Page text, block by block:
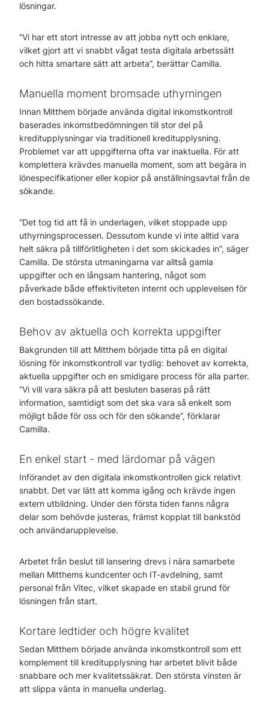
lösningar.
”Vi har ett stort intresse av att jobba nytt och enklare,
vilket gjort att vi snabbt vågat testa digitala arbetssätt
och hitta smartare sätt att arbeta”, berättar Camilla.
Manuella moment bromsade uthyrningen
Innan Mitthem började använda digital inkomstkontroll
baserades inkomstbedömningen till stor del på
kreditupplysningar via traditionell kreditupplysning.
Problemet var att uppgifterna ofta var inaktuella. För att
komplettera krävdes manuella moment, som att begära in
lönespecifikationer eller kopior på anställningsavtal från de
sökande.
”Det tog tid att få in underlagen, vilket stoppade upp
uthyrningsprocessen. Dessutom kunde vi inte alltid vara
helt säkra på tillförlitligheten i det som skickades in”, säger
Camilla. De största utmaningarna var alltså gamla
uppgifter och en långsam hantering, något som
påverkade både effektiviteten internt och upplevelsen för
den bostadssökande.
Behov av aktuella och korrekta uppgifter
Bakgrunden till att Mitthem började titta på en digital
lösning för inkomstkontroll var tydlig: behovet av korrekta,
aktuella uppgifter och en smidigare process för alla parter.
”Vi vill vara säkra på att besluten baseras på rätt
information, samtidigt som det ska vara så enkelt som
möjligt både för oss och för den sökande”, förklarar
Camilla.
En enkel start - med lärdomar på vägen
Införandet av den digitala inkomstkontrollen gick relativt
snabbt. Det var lätt att komma igång och krävde ingen
extern utbildning. Under den första tiden fanns några
delar som behövde justeras, främst kopplat till bankstöd
och användarupplevelse.
Arbetet från beslut till lansering drevs i nära samarbete
mellan Mitthems kundcenter och IT-avdelning, samt
personal från Vitec, vilket skapade en stabil grund för
lösningen från start.
Kortare ledtider och högre kvalitet
Sedan Mitthem började använda inkomstkontroll som ett
komplement till kreditupplysning har arbetet blivit både
snabbare och mer kvalitetssäkrat. Den största vinsten är
att slippa vänta in manuella underlag.